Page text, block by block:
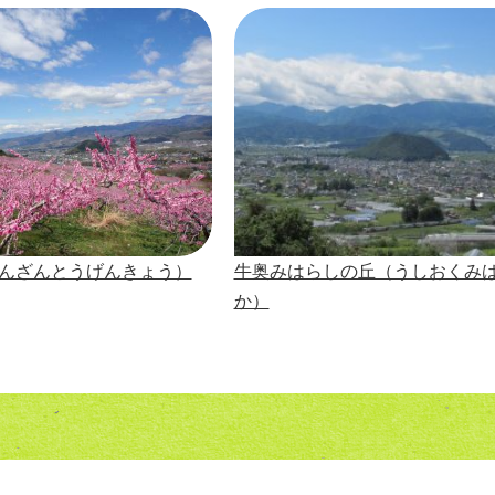
ざんとうげんきょう）
牛奥みはらしの丘（うしおくみ
か）